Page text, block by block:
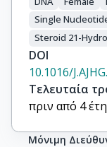
Single
Steroid 21-
DOI
10.1016/
Τελευταία
πριν από 4 έτη
Μόνιμη